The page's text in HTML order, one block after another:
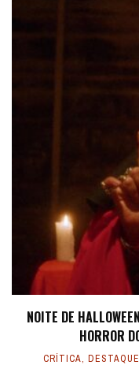
NOITE DE
HORROR
CRÍTICA,